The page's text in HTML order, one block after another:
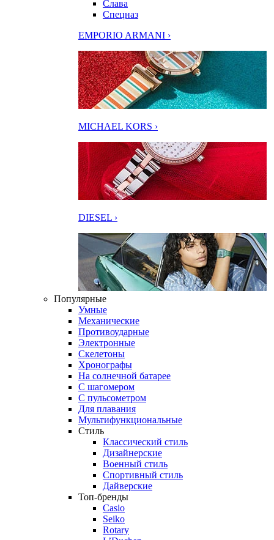
Слава
Спецназ
EMPORIO ARMANI ›
MICHAEL KORS ›
DIESEL ›
Популярные
Умные
Механические
Противоударные
Электронные
Скелетоны
Хронографы
На солнечной батарее
С шагомером
С пульсометром
Для плавания
Мультифункциональные
Стиль
Классический стиль
Дизайнерские
Военный стиль
Спортивный стиль
Дайверские
Топ-бренды
Casio
Seiko
Rotary